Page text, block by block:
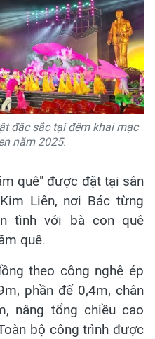
đặc sắc tại đêm khai mạc
năm 2025.
quê" được đặt tại sân
Liên, nơi Bác từng
tình với bà con quê
quê.
theo công nghệ ép
phần đế 0,4m, chân
nâng tổng chiều cao
bộ công trình được